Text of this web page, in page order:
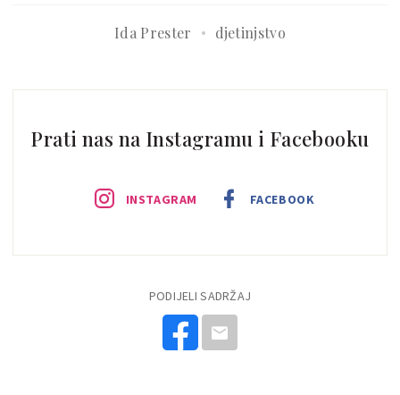
Ida Prester djetinjstvo
Prati nas na Instagramu i Facebooku
INSTAGRAM FACEBOOK
PODIJELI SADRŽAJ